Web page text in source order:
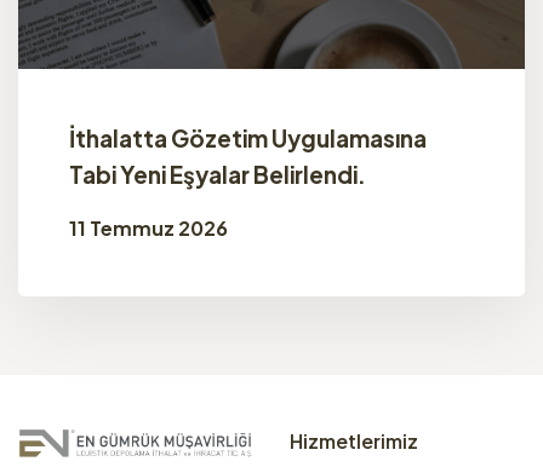
İthalatta Gözetim Uygulamasına
Tabi Yeni Eşyalar Belirlendi.
11 Temmuz 2026
Hizmetlerimiz